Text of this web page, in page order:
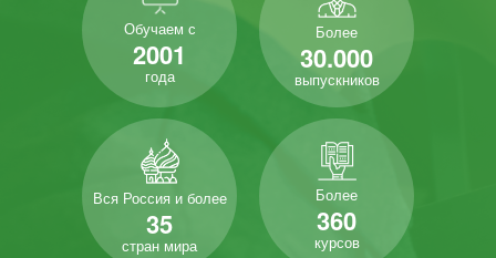
Обучаем с
2001
года
Более
30.000
выпускников
Вся Россия и более
35
стран мира
Более
360
курсов